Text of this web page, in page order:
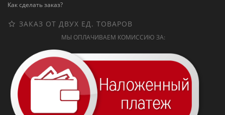
Как сделать заказ?
ЗАКАЗ ОТ ДВУХ ЕД. ТОВАРОВ
МЫ ОПЛАЧИВАЕМ КОМИССИЮ ЗА: